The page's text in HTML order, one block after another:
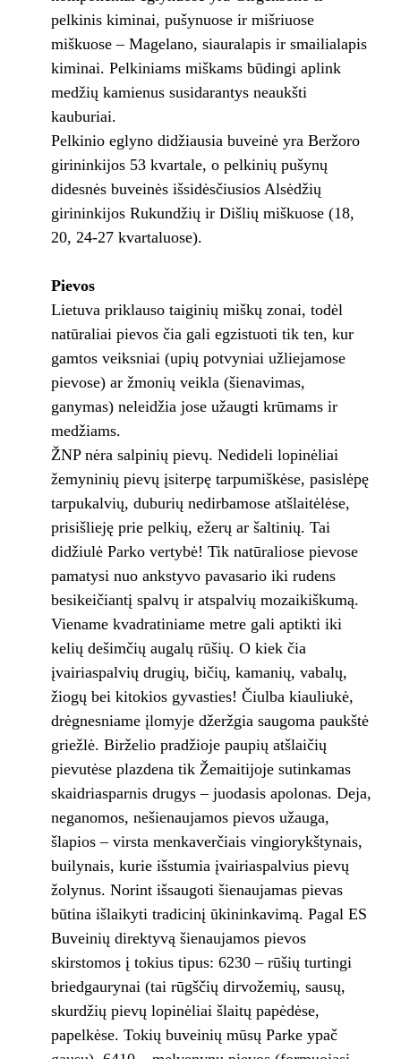
pelkinis kiminai, pušynuose ir mišriuose
miškuose – Magelano, siauralapis ir smailialapis
kiminai. Pelkiniams miškams būdingi aplink
medžių kamienus susidarantys neaukšti
kauburiai.
Pelkinio eglyno didžiausia buveinė yra Beržoro
girininkijos 53 kvartale, o pelkinių pušynų
didesnės buveinės išsidėsčiusios Alsėdžių
girininkijos Rukundžių ir Dišlių miškuose (18,
20, 24-27 kvartaluose).
Pievos
Lietuva priklauso taiginių miškų zonai, todėl
natūraliai pievos čia gali egzistuoti tik ten, kur
gamtos veiksniai (upių potvyniai užliejamose
pievose) ar žmonių veikla (šienavimas,
ganymas) neleidžia jose užaugti krūmams ir
medžiams.
ŽNP nėra salpinių pievų. Nedideli lopinėliai
žemyninių pievų įsiterpę tarpumiškėse, pasislėpę
tarpukalvių, duburių nedirbamose atšlaitėlėse,
prisišlieję prie pelkių, ežerų ar šaltinių. Tai
didžiulė Parko vertybė! Tik natūraliose pievose
pamatysi nuo ankstyvo pavasario iki rudens
besikeičiantį spalvų ir atspalvių mozaikiškumą.
Viename kvadratiniame metre gali aptikti iki
kelių dešimčių augalų rūšių. O kiek čia
įvairiaspalvių drugių, bičių, kamanių, vabalų,
žiogų bei kitokios gyvasties! Čiulba kiauliukė,
drėgnesniame įlomyje džeržgia saugoma paukštė
griežlė. Birželio pradžioje paupių atšlaičių
pievutėse plazdena tik Žemaitijoje sutinkamas
skaidriasparnis drugys – juodasis apolonas. Deja,
neganomos, nešienaujamos pievos užauga,
šlapios – virsta menkaverčiais vingiorykštynais,
builynais, kurie išstumia įvairiaspalvius pievų
žolynus. Norint išsaugoti šienaujamas pievas
būtina išlaikyti tradicinį ūkininkavimą. Pagal ES
Buveinių direktyvą šienaujamos pievos
skirstomos į tokius tipus: 6230 – rūšių turtingi
briedgaurynai (tai rūgščių dirvožemių, sausų,
skurdžių pievų lopinėliai šlaitų papėdėse,
papelkėse. Tokių buveinių mūsų Parke ypač